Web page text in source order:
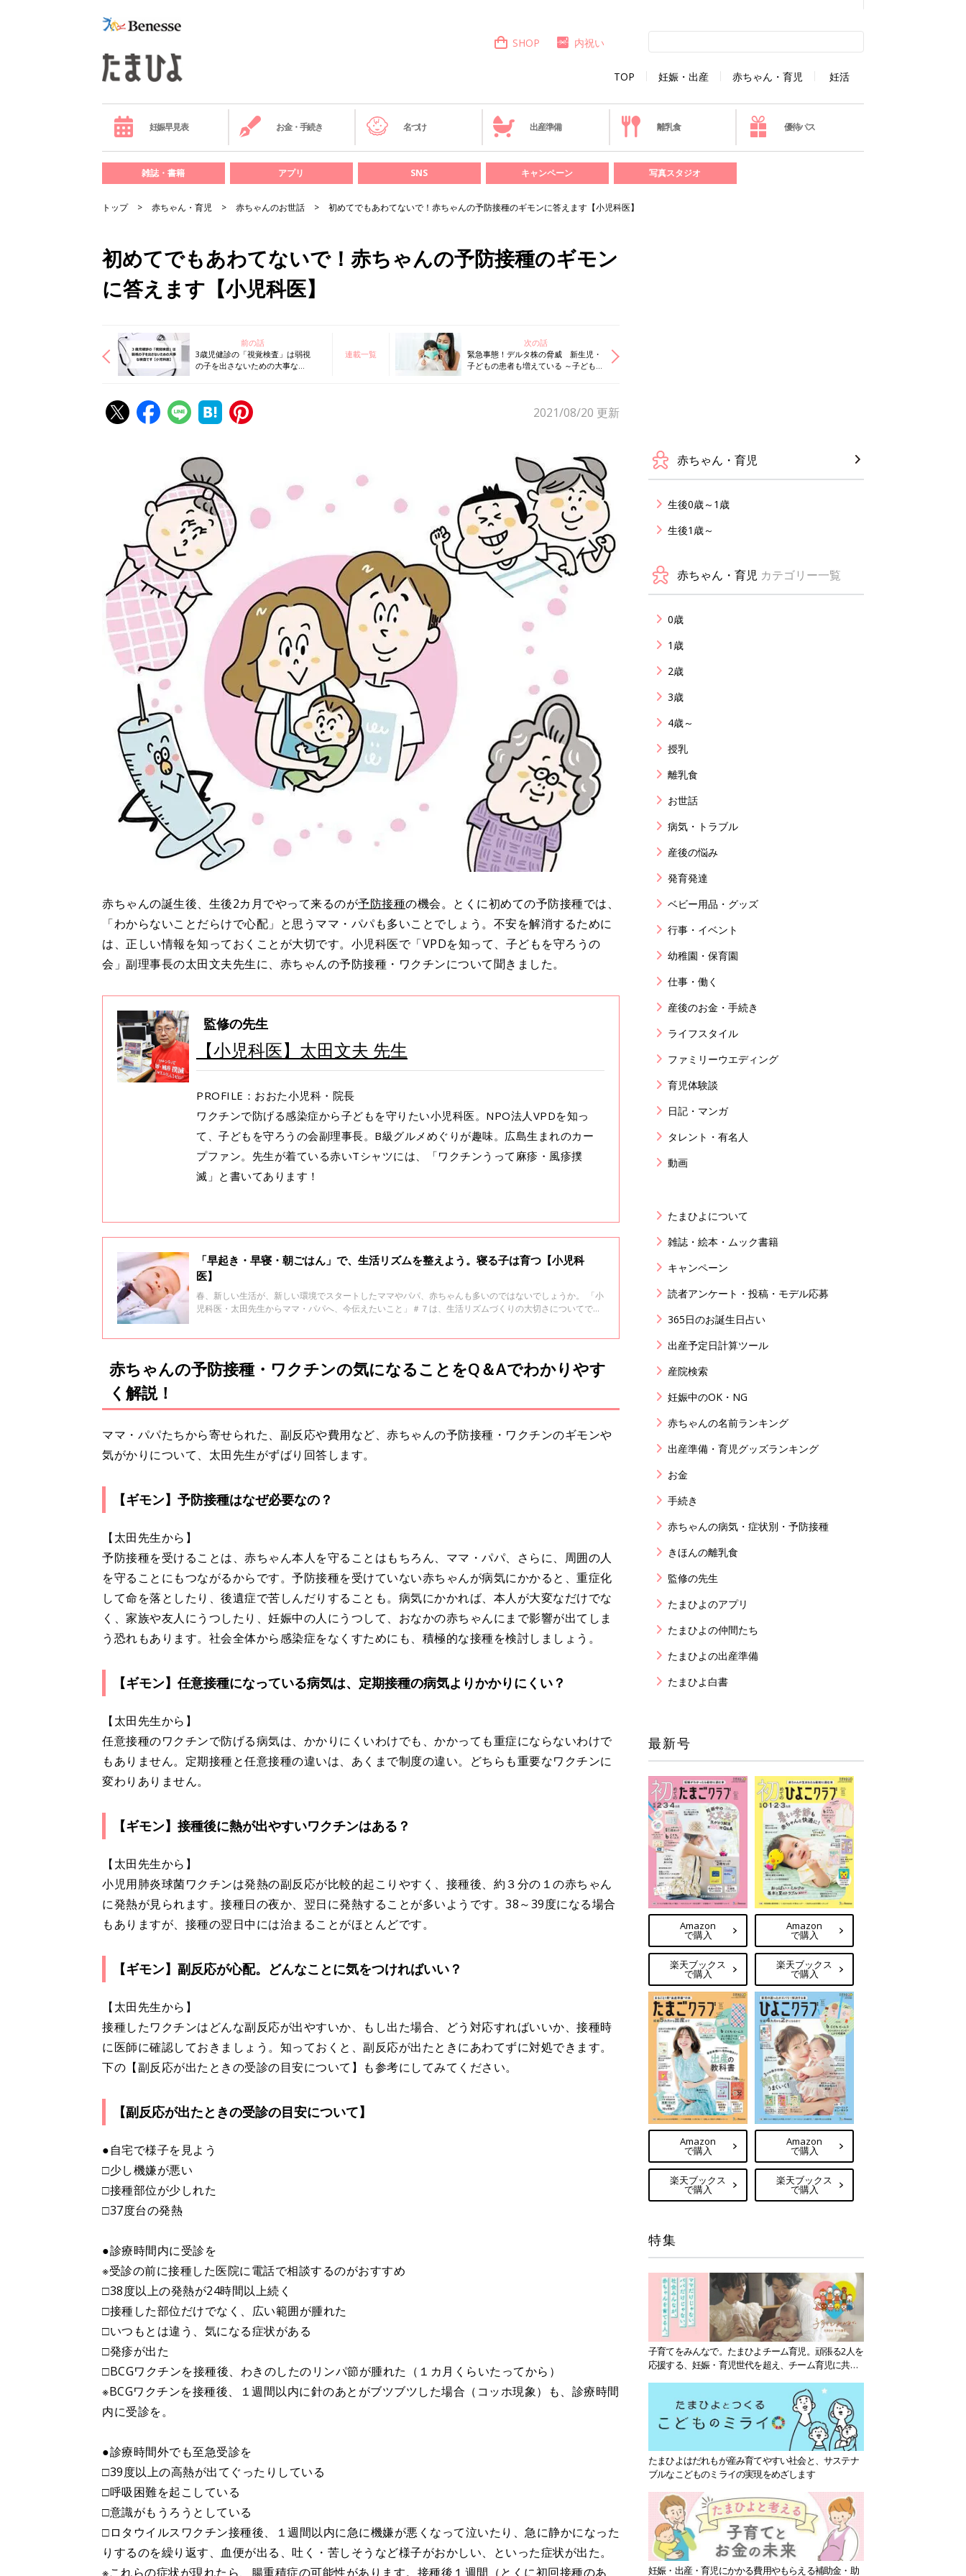
TOP 妊娠・出産 赤ちゃん・育児 妊活
SHOP 内祝い
妊娠早見表 お金・手続き 名づけ 出産準備 離乳食 優待パス
雑誌・書籍 アプリ SNS キャンペーン 写真スタジオ
トップ 赤ちゃん・育児 赤ちゃんのお世話 初めてでもあわてないで！赤ちゃんの予防接種のギモンに答えます【小児科医】
初めてでもあわてないで！赤ちゃんの予防接種のギモン
に答えます【小児科医】
前の話
3歳児健診の「視覚検査」は弱視
の子を出さないための大事な検
連載一覧
次の話
緊急事態！デルタ株の脅威 新生児・
子どもの患者も増えている ～子どもた
2021/08/20 更新
赤ちゃんの誕生後、生後2カ月でやって来るのが予防接種の機会。とくに初めての予防接種では、
「わからないことだらけで心配」と思うママ・パパも多いことでしょう。不安を解消するために
は、正しい情報を知っておくことが大切です。小児科医で「VPDを知って、子どもを守ろうの
会」副理事長の太田文夫先生に、赤ちゃんの予防接種・ワクチンについて聞きました。
監修の先生
【小児科医】太田文夫 先生
PROFILE：おおた小児科・院長
ワクチンで防げる感染症から子どもを守りたい小児科医。NPO法人VPDを知っ
て、子どもを守ろうの会副理事長。B級グルメめぐりが趣味。広島生まれのカー
プファン。先生が着ている赤いTシャツには、「ワクチンうって麻疹・風疹撲
滅」と書いてあります！
「早起き・早寝・朝ごはん」で、生活リズムを整えよう。寝る子は育つ【小児科
医】
春、新しい生活が、新しい環境でスタートしたママやパパ、赤ちゃんも多いのではないでしょうか。 「小
児科医・太田先生からママ・パパへ、今伝えたいこと」＃７は、生活リズムづくりの大切さについてで
赤ちゃんの予防接種・ワクチンの気になることをQ＆Aでわかりやす
く解説！
ママ・パパたちから寄せられた、副反応や費用など、赤ちゃんの予防接種・ワクチンのギモンや
気がかりについて、太田先生がずばり回答します。
【ギモン】予防接種はなぜ必要なの？
【太田先生から】
予防接種を受けることは、赤ちゃん本人を守ることはもちろん、ママ・パパ、さらに、周囲の人
を守ることにもつながるからです。予防接種を受けていない赤ちゃんが病気にかかると、重症化
して命を落としたり、後遺症で苦しんだりすることも。病気にかかれば、本人が大変なだけでな
く、家族や友人にうつしたり、妊娠中の人にうつして、おなかの赤ちゃんにまで影響が出てしま
う恐れもあります。社会全体から感染症をなくすためにも、積極的な接種を検討しましょう。
【ギモン】任意接種になっている病気は、定期接種の病気よりかかりにくい？
【太田先生から】
任意接種のワクチンで防げる病気は、かかりにくいわけでも、かかっても重症にならないわけで
もありません。定期接種と任意接種の違いは、あくまで制度の違い。どちらも重要なワクチンに
変わりありません。
【ギモン】接種後に熱が出やすいワクチンはある？
【太田先生から】
小児用肺炎球菌ワクチンは発熱の副反応が比較的起こりやすく、接種後、約３分の１の赤ちゃん
に発熱が見られます。接種日の夜か、翌日に発熱することが多いようです。38～39度になる場合
もありますが、接種の翌日中には治まることがほとんどです。
【ギモン】副反応が心配。どんなことに気をつければいい？
【太田先生から】
接種したワクチンはどんな副反応が出やすいか、もし出た場合、どう対応すればいいか、接種時
に医師に確認しておきましょう。知っておくと、副反応が出たときにあわてずに対処できます。
下の【副反応が出たときの受診の目安について】も参考にしてみてください。
【副反応が出たときの受診の目安について】
●自宅で様子を見よう
□少し機嫌が悪い
□接種部位が少しれた
□37度台の発熱
●診療時間内に受診を
※受診の前に接種した医院に電話で相談するのがおすすめ
□38度以上の発熱が24時間以上続く
□接種した部位だけでなく、広い範囲が腫れた
□いつもとは違う、気になる症状がある
□発疹が出た
□BCGワクチンを接種後、わきのしたのリンパ節が腫れた（１カ月くらいたってから）
※BCGワクチンを接種後、１週間以内に針のあとがブツブツした場合（コッホ現象）も、診療時間
内に受診を。
●診療時間外でも至急受診を
□39度以上の高熱が出てぐったりしている
□呼吸困難を起こしている
□意識がもうろうとしている
□ロタウイルスワクチン接種後、１週間以内に急に機嫌が悪くなって泣いたり、急に静かになった
りするのを繰り返す、血便が出る、吐く・苦しそうなど様子がおかしい、といった症状が出た。
※これらの症状が現れたら、腸重積症の可能性があります。接種後１週間（とくに初回接種のあ
赤ちゃん・育児
生後0歳～1歳
生後1歳～
赤ちゃん・育児 カテゴリー一覧
0歳
1歳
2歳
3歳
4歳～
授乳
離乳食
お世話
病気・トラブル
産後の悩み
発育発達
ベビー用品・グッズ
行事・イベント
幼稚園・保育園
仕事・働く
産後のお金・手続き
ライフスタイル
ファミリーウエディング
育児体験談
日記・マンガ
タレント・有名人
動画
たまひよについて
雑誌・絵本・ムック書籍
キャンペーン
読者アンケート・投稿・モデル応募
365日のお誕生日占い
出産予定日計算ツール
産院検索
妊娠中のOK・NG
赤ちゃんの名前ランキング
出産準備・育児グッズランキング
お金
手続き
赤ちゃんの病気・症状別・予防接種
きほんの離乳食
監修の先生
たまひよのアプリ
たまひよの仲間たち
たまひよの出産準備
たまひよ白書
最新号
Amazon
で購入
楽天ブックス
で購入
Amazon
で購入
楽天ブックス
で購入
Amazon
で購入
楽天ブックス
で購入
Amazon
で購入
楽天ブックス
で購入
特集
子育てをみんなで。たまひよチーム育児。頑張る2人を
応援する、妊娠・育児世代を超え、チーム育児に共感
たまひよはだれもが産み育てやすい社会と、サステナ
ブルなこどものミライの実現をめざします
妊娠・出産・育児にかかる費用やもらえる補助金・助